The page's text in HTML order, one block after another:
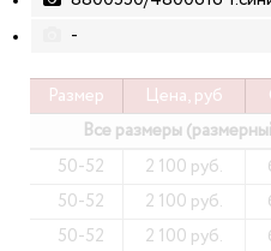
-
Размер Цена, руб
Все размеры
50-52 2 100 руб.
50-52 2 100 руб.
50-52 2 100 руб.